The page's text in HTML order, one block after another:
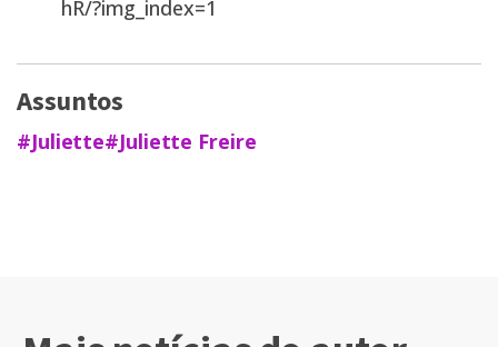
hR/?img_index=1
Assuntos
#Juliette#Juliette Freire